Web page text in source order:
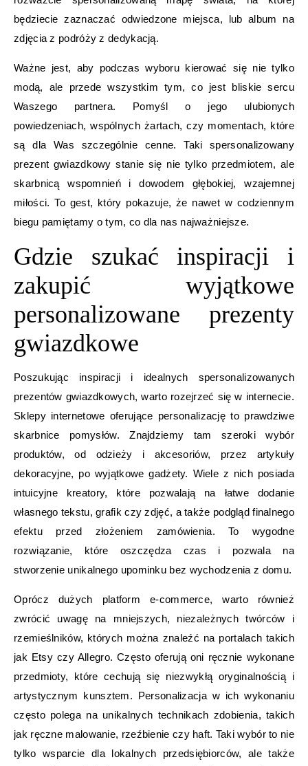
będziecie zaznaczać odwiedzone miejsca, lub album na
zdjęcia z podróży z dedykacją.
Ważne jest, aby podczas wyboru kierować się nie tylko
modą, ale przede wszystkim tym, co jest bliskie sercu
Waszego partnera. Pomyśl o jego ulubionych
powiedzeniach, wspólnych żartach, czy momentach, które
są dla Was szczególnie cenne. Taki spersonalizowany
prezent gwiazdkowy stanie się nie tylko przedmiotem, ale
skarbnicą wspomnień i dowodem głębokiej, wzajemnej
miłości. To gest, który pokazuje, że nawet w codziennym
biegu pamiętamy o tym, co dla nas najważniejsze.
Gdzie szukać inspiracji i
zakupić wyjątkowe
personalizowane prezenty
gwiazdkowe
Poszukując inspiracji i idealnych spersonalizowanych
prezentów gwiazdkowych, warto rozejrzeć się w internecie.
Sklepy internetowe oferujące personalizację to prawdziwe
skarbnice pomysłów. Znajdziemy tam szeroki wybór
produktów, od odzieży i akcesoriów, przez artykuły
dekoracyjne, po wyjątkowe gadżety. Wiele z nich posiada
intuicyjne kreatory, które pozwalają na łatwe dodanie
własnego tekstu, grafik czy zdjęć, a także podgląd finalnego
efektu przed złożeniem zamówienia. To wygodne
rozwiązanie, które oszczędza czas i pozwala na
stworzenie unikalnego upominku bez wychodzenia z domu.
Oprócz dużych platform e-commerce, warto również
zwrócić uwagę na mniejszych, niezależnych twórców i
rzemieślników, których można znaleźć na portalach takich
jak Etsy czy Allegro. Często oferują oni ręcznie wykonane
przedmioty, które cechują się niezwykłą oryginalnością i
artystycznym kunsztem. Personalizacja w ich wykonaniu
często polega na unikalnych technikach zdobienia, takich
jak ręczne malowanie, rzeźbienie czy haft. Taki wybór to nie
tylko wsparcie dla lokalnych przedsiębiorców, ale także